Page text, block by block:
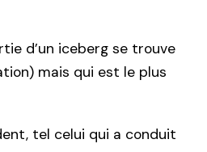
d’un iceberg se trouve
mais qui est le plus
tel celui qui a conduit